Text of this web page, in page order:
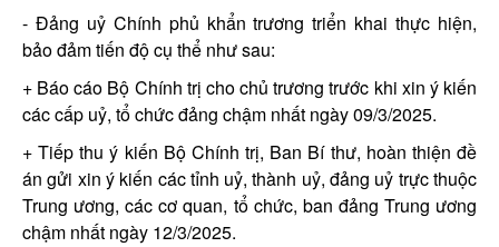
- Đảng uỷ Chính phủ khẩn trương triển khai thực hiện,
bảo đảm tiến độ cụ thể như sau:
+ Báo cáo Bộ Chính trị cho chủ trương trước khi xin ý kiến
các cấp uỷ, tổ chức đảng chậm nhất ngày 09/3/2025.
+ Tiếp thu ý kiến Bộ Chính trị, Ban Bí thư, hoàn thiện đề
án gửi xin ý kiến các tỉnh uỷ, thành uỷ, đảng uỷ trực thuộc
Trung ương, các cơ quan, tổ chức, ban đảng Trung ương
chậm nhất ngày 12/3/2025.